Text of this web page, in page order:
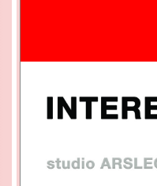
nelle loro citazioni per
occorrente per la
concreto, in considerazione